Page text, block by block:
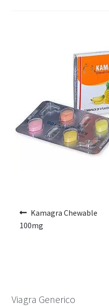
Comment choisir?
Base de données de produits
Blogue
Kamagra Chewable
100mg
Viagra Generico